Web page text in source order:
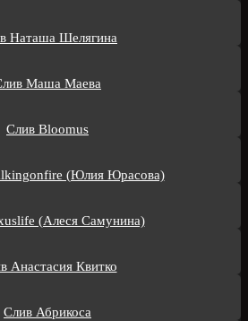
Наташа Шелягина
Маша Маева
Слив Bloomus
(Юлия Юрасова)
(Алеся Самунина)
Анастасия Квитко
Слив Абрикоса